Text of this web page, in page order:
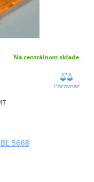
Na centrálnom sklade
Porovnať
5668